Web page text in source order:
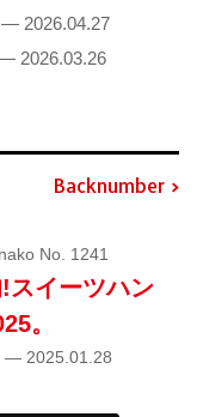
— 2026.04.27
2026.03.26
Backnumber
No. 1241
スイーツハン
。
— 2025.01.28